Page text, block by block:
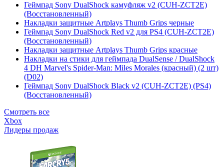
Геймпад Sony DualShock камуфляж v2 (CUH-ZCT2E)
(Восстановленный)
Накладки защитные Artplays Thumb Grips черные
Геймпад Sony DualShock Red v2 для PS4 (CUH-ZCT2E)
(Восстановленный)
Накладки защитные Artplays Thumb Grips красные
Накладки на стики для геймпада DualSense / DualShock
4 DH Marvel's Spider-Man: Miles Morales (красный) (2 шт)
(D02)
Геймпад Sony DualShock Black v2 (CUH-ZCT2E) (PS4)
(Восстановленный)
Смотреть все
Xbox
Лидеры продаж